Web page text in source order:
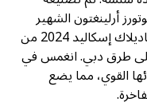
أرلينغتون الشهير
في تكساس. اغتنم فرصتك لاستئجار كاديلاك إسكاليد 2024 من
على طرق دبي. انغمس في
القوي، مما يضع